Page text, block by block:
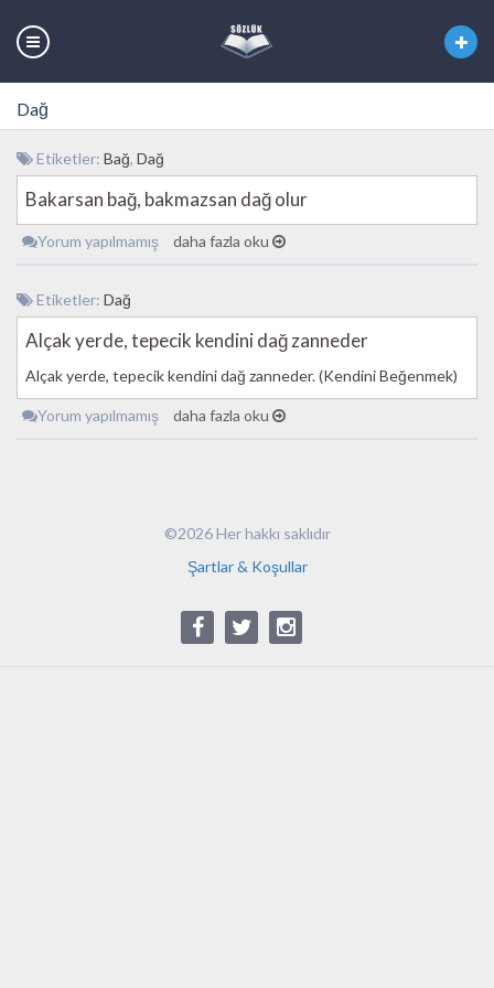
Dağ
Etiketler: Bağ, Dağ
Bakarsan bağ, bakmazsan dağ olur
Yorum yapılmamış daha fazla oku
Etiketler: Dağ
Alçak yerde, tepecik kendini dağ zanneder
Alçak yerde, tepecik kendini dağ zanneder. (Kendini Beğenmek)
Yorum yapılmamış daha fazla oku
©2026 Her hakkı saklıdır
Şartlar & Koşullar